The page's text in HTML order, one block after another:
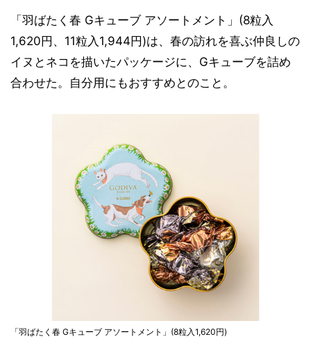
「羽ばたく春 Gキューブ アソートメント」(8粒入
1,620円、11粒入1,944円)は、春の訪れを喜ぶ仲良しの
イヌとネコを描いたパッケージに、Gキューブを詰め
合わせた。自分用にもおすすめとのこと。
「羽ばたく春 Gキューブ アソートメント」(8粒入1,620円)